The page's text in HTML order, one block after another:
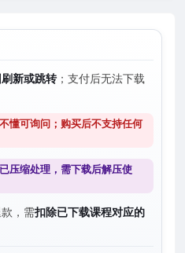
新或跳转；支付后无法下载
懂可询问；购买后不支持任何
压缩处理，需下载后解压使
，需扣除已下载课程对应的